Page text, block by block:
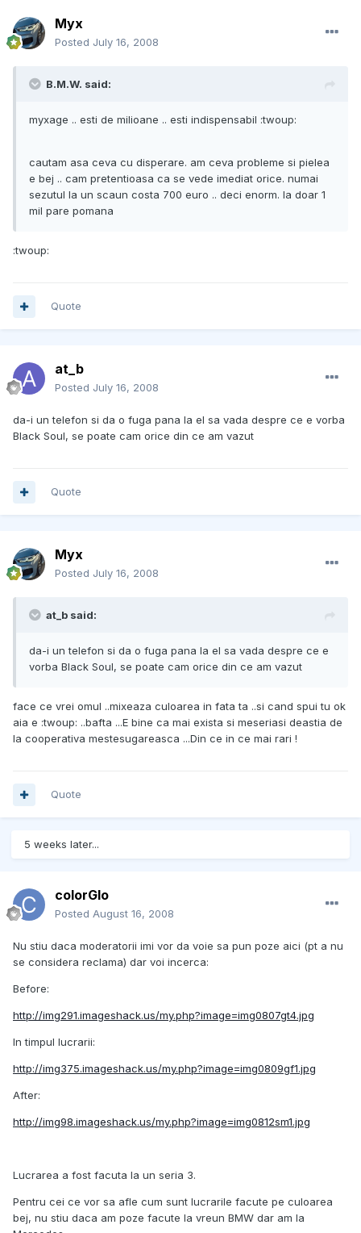
Myx
Posted July 16, 2008
B.M.W. said:
myxage .. esti de milioane .. esti indispensabil :twoup:
cautam asa ceva cu disperare. am ceva probleme si pielea
e bej .. cam pretentioasa ca se vede imediat orice. numai
sezutul la un scaun costa 700 euro .. deci enorm. la doar 1
mil pare pomana
:twoup:
Quote
at_b
Posted July 16, 2008
da-i un telefon si da o fuga pana la el sa vada despre ce e vorba
Black Soul, se poate cam orice din ce am vazut
Quote
Myx
Posted July 16, 2008
at_b said:
da-i un telefon si da o fuga pana la el sa vada despre ce e
vorba Black Soul, se poate cam orice din ce am vazut
face ce vrei omul ..mixeaza culoarea in fata ta ..si cand spui tu ok
aia e :twoup: ..bafta ...E bine ca mai exista si meseriasi deastia de
la cooperativa mestesugareasca ...Din ce in ce mai rari !
Quote
5 weeks later...
colorGlo
Posted August 16, 2008
Nu stiu daca moderatorii imi vor da voie sa pun poze aici (pt a nu
se considera reclama) dar voi incerca:
Before:
http://img291.imageshack.us/my.php?image=img0807gt4.jpg
In timpul lucrarii:
http://img375.imageshack.us/my.php?image=img0809gf1.jpg
After:
http://img98.imageshack.us/my.php?image=img0812sm1.jpg
Lucrarea a fost facuta la un seria 3.
Pentru cei ce vor sa afle cum sunt lucrarile facute pe culoarea
bej, nu stiu daca am poze facute la vreun BMW dar am la